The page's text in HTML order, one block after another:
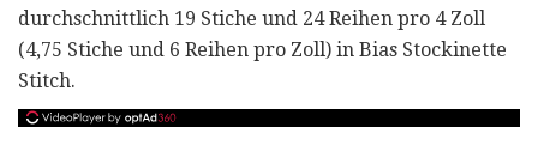
durchschnittlich 19 Stiche und 24 Reihen pro 4 Zoll
(4,75 Stiche und 6 Reihen pro Zoll) in Bias Stockinette
Stitch.